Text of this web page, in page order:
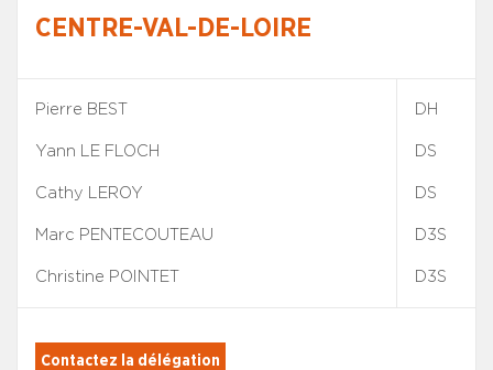
CENTRE-VAL-DE-LOIRE
Pierre BEST
Yann LE FLOCH
Cathy LEROY
Marc PENTECOUTEAU
Christine POINTET
DH
DS
DS
D3S
D3S
Contactez la délégation